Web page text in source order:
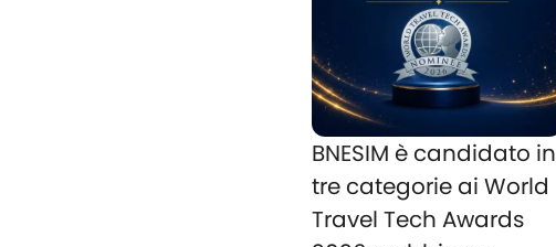
BNESIM è candidato in
tre categorie ai World
Travel Tech Awards